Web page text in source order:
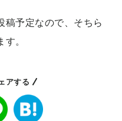
稿予定なので、そちら
。
アする